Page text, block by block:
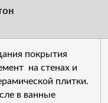
покрытия
на стенах и
плитки.
в ванные